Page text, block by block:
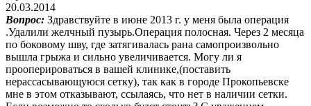
20.03.2014
Вопрос: Здравствуйте в июне 2013 г. у меня была операция
.Удалили желчный пузырь.Операция полосная. Через 2 месяца
по боковому шву, где затягивалась рана самопроизвольно
вышла грыжа и сильно увеличивается. Могу ли я
прооперироваться в вашей клинике,(поставить
нерассасывающуюся сетку), так как в городе Прокопьевске
мне в этом отказывают, ссылаясь, что нет в наличии сетки.